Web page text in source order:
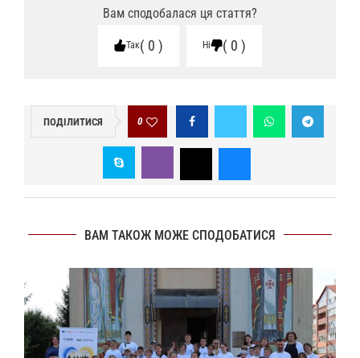
Вам сподобалася ця стаття?
Так 0 Ні 0
ПОДІЛИТИСЯ 0
ВАМ ТАКОЖ МОЖЕ СПОДОБАТИСЯ